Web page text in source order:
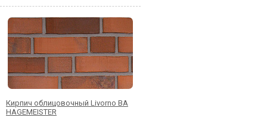
Кирпич облицовочный Livorno BA
HAGEMEISTER